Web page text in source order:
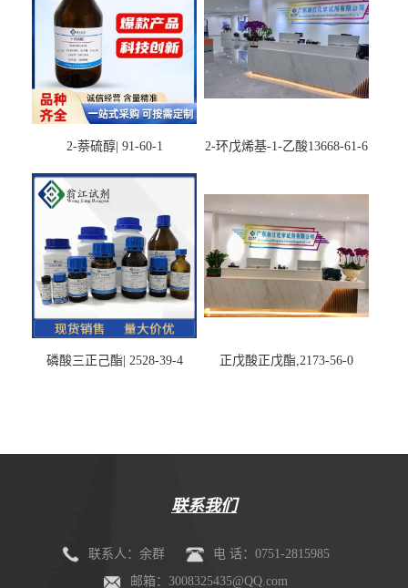
2-萘硫醇| 91-60-1 2-环戊烯基-1-乙酸13668-61-6
磷酸三正己酯| 2528-39-4 正戊酸正戊酯,2173-56-0
联系我们
联系人：余群
电 话：0751-2815985
邮箱：3008325435@QQ.com